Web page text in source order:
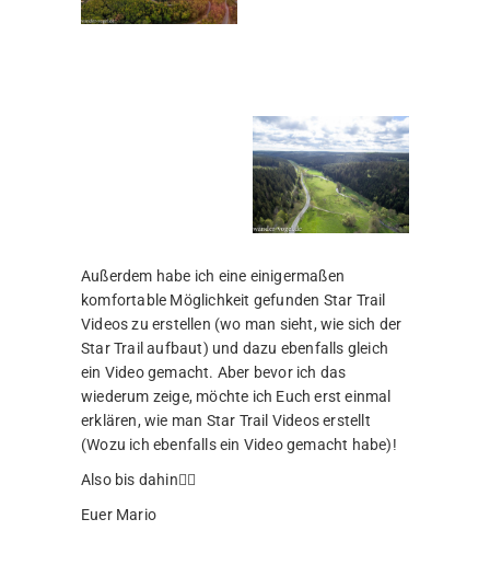
Außerdem habe ich eine einigermaßen
komfortable Möglichkeit gefunden Star Trail
Videos zu erstellen (wo man sieht, wie sich der
Star Trail aufbaut) und dazu ebenfalls gleich
ein Video gemacht. Aber bevor ich das
wiederum zeige, möchte ich Euch erst einmal
erklären, wie man Star Trail Videos erstellt
(Wozu ich ebenfalls ein Video gemacht habe)!
Also bis dahin🙋‍♂️
Euer Mario